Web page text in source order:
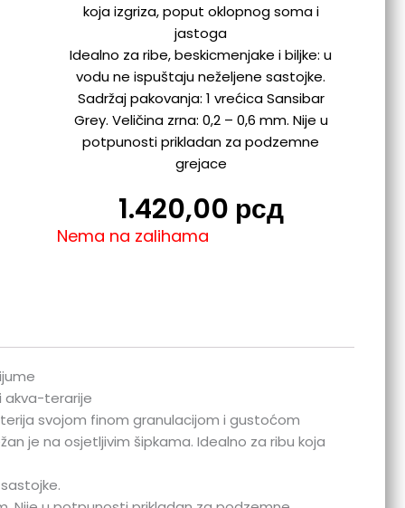
koja izgriza, poput oklopnog soma i
jastoga
Idealno za ribe, beskicmenjake i biljke: u
vodu ne ispuštaju neželjene sastojke.
Sadržaj pakovanja: 1 vrećica Sansibar
Grey. Veličina zrna: 0,2 – 0,6 mm. Nije u
potpunosti prikladan za podzemne
grejace
1.420,00 рсд
Nema na zalihama
akva-terarije
svojom finom granulacijom i gustoćom
je na osjetljivim šipkama. Idealno za ribu koja